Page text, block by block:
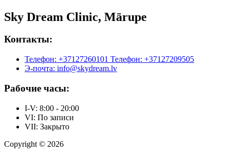
Sky Dream Clinic, Mārupe
Контакты:
Телефон: +37127260101 Телефон: +37127209505
Э-почта: info@skydream.lv
Рабочие часы:
I-V: 8:00 - 20:00
VI: По записи
VII: Закрыто
Copyright © 2026